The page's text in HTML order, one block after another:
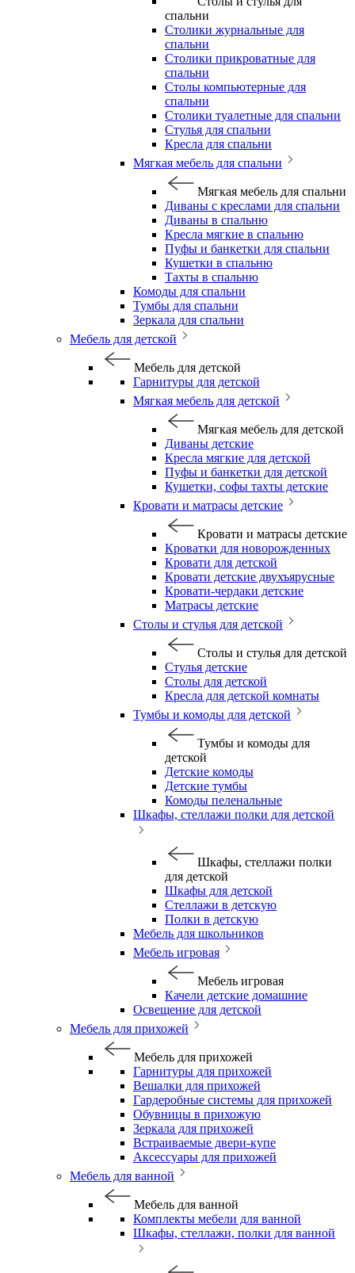
спальни
Столики журнальные для
спальни
Столики прикроватные для
спальни
Столы компьютерные для
спальни
Столики туалетные для спальни
Стулья для спальни
Кресла для спальни
Мягкая мебель для спальни
Мягкая мебель для спальни
Диваны с креслами для спальни
Диваны в спальню
Кресла мягкие в спальню
Пуфы и банкетки для спальни
Кушетки в спальню
Тахты в спальню
Комоды для спальни
Тумбы для спальни
Зеркала для спальни
Мебель для детской
Мебель для детской
Гарнитуры для детской
Мягкая мебель для детской
Мягкая мебель для детской
Диваны детские
Кресла мягкие для детской
Пуфы и банкетки для детской
Кушетки, софы тахты детские
Кровати и матрасы детские
Кровати и матрасы детские
Кроватки для новорожденных
Кровати для детской
Кровати детские двухъярусные
Кровати-чердаки детские
Матрасы детские
Столы и стулья для детской
Столы и стулья для детской
Стулья детские
Столы для детской
Кресла для детской комнаты
Тумбы и комоды для детской
Тумбы и комоды для
детской
Детские комоды
Детские тумбы
Комоды пеленальные
Шкафы, стеллажи полки для детской
Шкафы, стеллажи полки
для детской
Шкафы для детской
Стеллажи в детскую
Полки в детскую
Мебель для школьников
Мебель игровая
Мебель игровая
Качели детские домашние
Освещение для детской
Мебель для прихожей
Мебель для прихожей
Гарнитуры для прихожей
Вешалки для прихожей
Гардеробные системы для прихожей
Обувницы в прихожую
Зеркала для прихожей
Встраиваемые двери-купе
Аксессуары для прихожей
Мебель для ванной
Мебель для ванной
Комплекты мебели для ванной
Шкафы, стеллажи, полки для ванной